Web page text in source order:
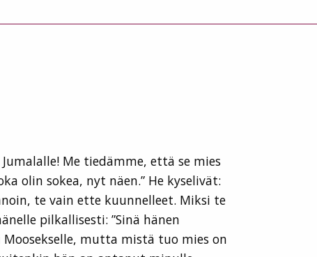
Me tiedämme, että se mies
olin sokea, nyt näen.” He kyselivät:
te vain ette kuunnelleet. Miksi te
pilkallisesti: ”Sinä hänen
mutta mistä tuo mies on